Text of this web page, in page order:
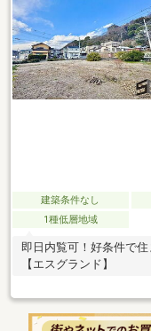
建築条件なし
1種低層地域
即日内覧可！好条件で
【エスグランド】